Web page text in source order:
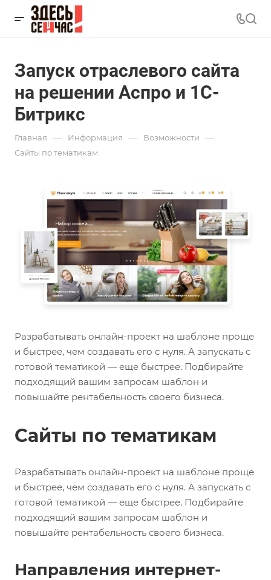
Запуск отраслевого сайта
на решении Аспро и 1С-
Битрикс
Главная — Информация — Возможности —
Сайты по тематикам
Разрабатывать онлайн-проект на шаблоне проще
и быстрее, чем создавать его с нуля. А запускать с
готовой тематикой — еще быстрее. Подбирайте
подходящий вашим запросам шаблон и
повышайте рентабельность своего бизнеса.
Сайты по тематикам
Разрабатывать онлайн-проект на шаблоне проще
и быстрее, чем создавать его с нуля. А запускать с
готовой тематикой — еще быстрее. Подбирайте
подходящий вашим запросам шаблон и
повышайте рентабельность своего бизнеса.
Направления интернет-